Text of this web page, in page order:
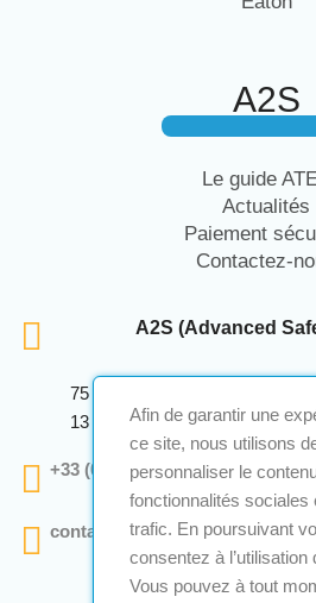
A2S
Le guide
Actualités
Paiement
Contactez-
A2S (Advanced
75 Avenue Marcellin Berthelot
13 290 Aix En Provence
+33 (0)4 12 28 00 69
contact@a2s-atex.com
Afin de garantir une
ce site, nous utilisons
personnaliser le
fonctionnalités sociales
trafic. En poursuivant
consentez à
Vous pouvez à tout